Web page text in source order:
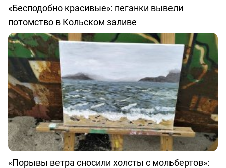
«Бесподобно красивые»: пеганки вывели
потомство в Кольском заливе
«Порывы ветра сносили холсты с мольбертов»: